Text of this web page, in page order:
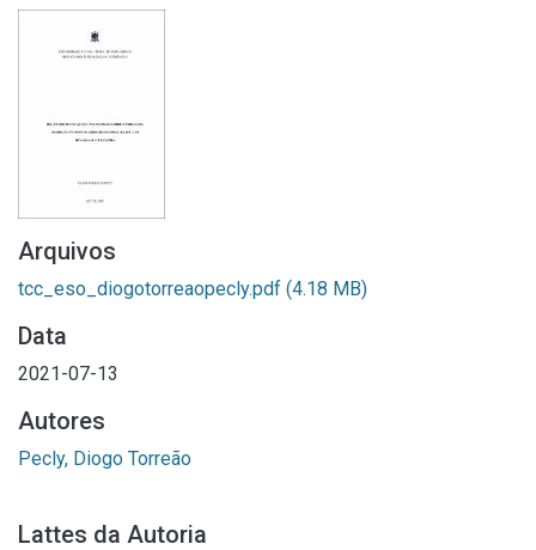
Arquivos
tcc_eso_diogotorreaopecly.pdf (4.18 MB)
Data
2021-07-13
Autores
Pecly, Diogo Torreão
Lattes da Autoria